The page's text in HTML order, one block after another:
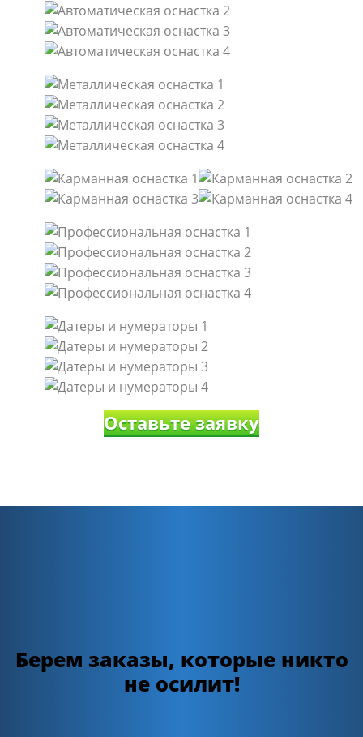
Оставьте заявку
Берем заказы, которые никто
не осилит!